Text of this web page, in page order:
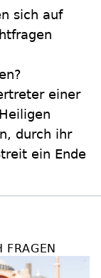
sich auf
einer
durch ihr
ein Ende
FRAGEN